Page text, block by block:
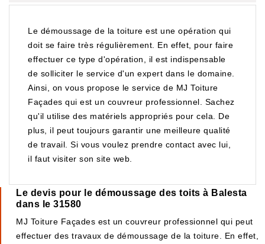
Le démoussage de la toiture est une opération qui
doit se faire très régulièrement. En effet, pour faire
effectuer ce type d'opération, il est indispensable
de solliciter le service d'un expert dans le domaine.
Ainsi, on vous propose le service de MJ Toiture
Façades qui est un couvreur professionnel. Sachez
qu'il utilise des matériels appropriés pour cela. De
plus, il peut toujours garantir une meilleure qualité
de travail. Si vous voulez prendre contact avec lui,
il faut visiter son site web.
Le devis pour le démoussage des toits à Balesta
dans le 31580
MJ Toiture Façades est un couvreur professionnel qui peut
effectuer des travaux de démoussage de la toiture. En effet,